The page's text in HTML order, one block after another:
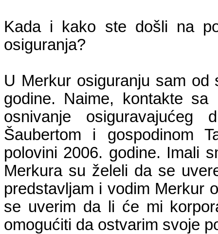
Kada i kako ste došli na
osiguranja?
U Merkur osiguranju sam od
godine. Naime, kontakte
osnivanje
Šaubertom i gospodinom
polovini 2006. godine. Imali
Merkura su želeli da se
predstavljam i vodim Merkur
se uverim da li će mi
omogućiti da ostvarim svoje